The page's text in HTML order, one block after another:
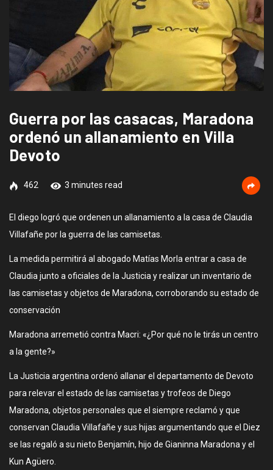
Guerra por las casacas, Maradona
ordenó un allanamiento en Villa
Devoto
462 3 minutes read
El diego logró que ordenen un allanamiento a la casa de Claudia
Villafañe por la guerra de las camisetas.
La medida permitirá al abogado Matías Morla entrar a casa de
Claudia junto a oficiales de la Justicia y realizar un inventario de
las camisetas y objetos de Maradona, corroborando su estado de
conservación
Maradona arremetió contra Macri: «¿Por qué no le tirás un centro
a la gente?»
La Justicia argentina ordenó allanar el departamento de Devoto
para relevar el estado de las camisetas y trofeos de Diego
Maradona, objetos personales que el siempre reclamó y que
conservan Claudia Villafañe y sus hijas argumentando que el Diez
se las regaló a su nieto Benjamín, hijo de Gianinna Maradona y el
Kun Agüero.